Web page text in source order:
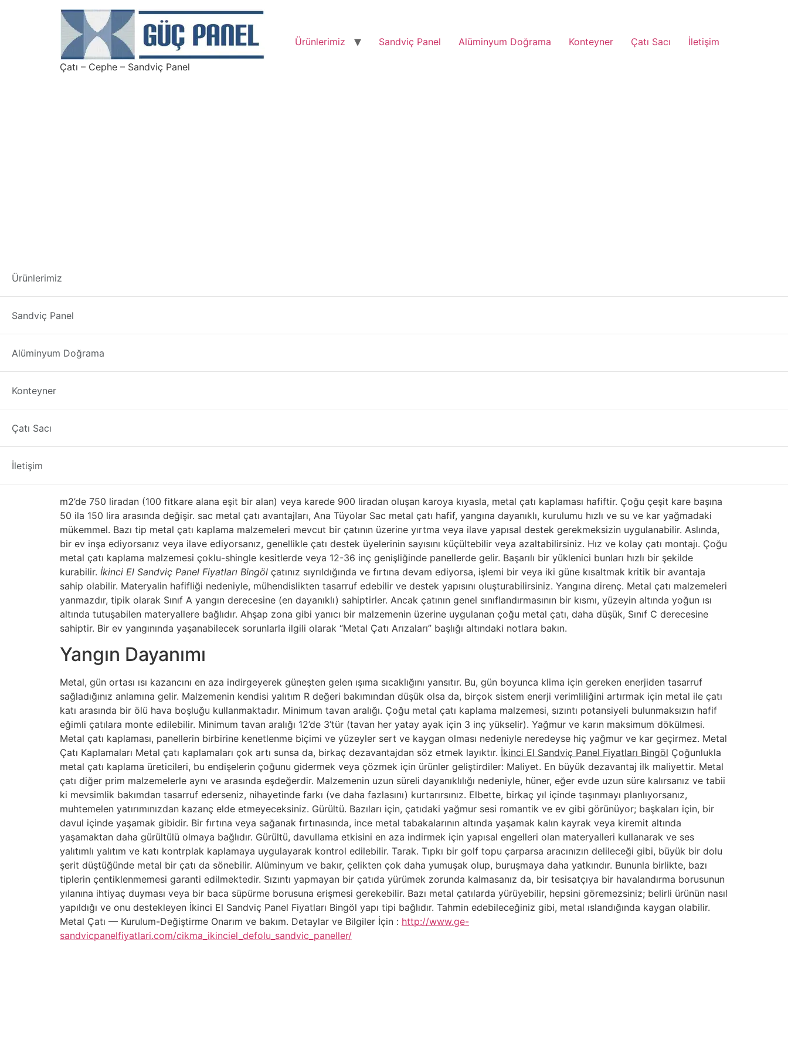
Çatı – Cephe – Sandviç Panel
Ürünlerimiz Sandviç Panel Alüminyum Doğrama Konteyner Çatı Sacı İletişim
Ürünlerimiz
Sandviç Panel
Alüminyum Doğrama
Konteyner
Çatı Sacı
İletişim
İkinci El Sandviç Panel Fiyatları Bingöl
türlerini firmamızla tedarik edebilirsiniz. Metal çatı satın almak istiyorsanız, metalin artı ve eksilerini, asfalt, ahşap ve fayans gibi diğer daha yaygın çatı
materyalleri ile tartmak önemlidir. Burada, çelik, alüminyum ve diğer metal çatılığın bazı avantaj ve dezavantajlarına yakından bakılıyor. ayaklı dikiş sac
metal çatı kaplama Mimarlar Dik durgun metal çatı kapakları bu tatil evi, dayanıklı, hafif, yangına dayanıklı koruma sağlar. Mimarlar Metal Çatı Kaplama
döndürür. Boya kaplamaları tipik olarak 30 yıllık sınırlı bir garantiye sahiptir.
m2’de 750 liradan (100 fitkare alana eşit bir alan) veya karede 900 liradan oluşan karoya kıyasla, metal çatı kaplaması hafiftir. Çoğu çeşit kare başına
50 ila 150 lira arasında değişir. sac metal çatı avantajları, Ana Tüyolar Sac metal çatı hafif, yangına dayanıklı, kurulumu hızlı ve su ve kar yağmadaki
mükemmel. Bazı tip metal çatı kaplama malzemeleri mevcut bir çatının üzerine yırtma veya ilave yapısal destek gerekmeksizin uygulanabilir. Aslında,
bir ev inşa ediyorsanız veya ilave ediyorsanız, genellikle çatı destek üyelerinin sayısını küçültebilir veya azaltabilirsiniz. Hız ve kolay çatı montajı. Çoğu
metal çatı kaplama malzemesi çoklu-shingle kesitlerde veya 12-36 inç genişliğinde panellerde gelir. Başarılı bir yüklenici bunları hızlı bir şekilde
kurabilir. İkinci El Sandviç Panel Fiyatları Bingöl çatınız sıyrıldığında ve fırtına devam ediyorsa, işlemi bir veya iki güne kısaltmak kritik bir avantaja
sahip olabilir. Materyalin hafifliği nedeniyle, mühendislikten tasarruf edebilir ve destek yapısını oluşturabilirsiniz. Yangına direnç. Metal çatı malzemeleri
yanmazdır, tipik olarak Sınıf A yangın derecesine (en dayanıklı) sahiptirler. Ancak çatının genel sınıflandırmasının bir kısmı, yüzeyin altında yoğun ısı
altında tutuşabilen materyallere bağlıdır. Ahşap zona gibi yanıcı bir malzemenin üzerine uygulanan çoğu metal çatı, daha düşük, Sınıf C derecesine
sahiptir. Bir ev yangınında yaşanabilecek sorunlarla ilgili olarak “Metal Çatı Arızaları” başlığı altındaki notlara bakın.
Yangın Dayanımı
Metal, gün ortası ısı kazancını en aza indirgeyerek güneşten gelen ışıma sıcaklığını yansıtır. Bu, gün boyunca klima için gereken enerjiden tasarruf
sağladığınız anlamına gelir. Malzemenin kendisi yalıtım R değeri bakımından düşük olsa da, birçok sistem enerji verimliliğini artırmak için metal ile çatı
katı arasında bir ölü hava boşluğu kullanmaktadır. Minimum tavan aralığı. Çoğu metal çatı kaplama malzemesi, sızıntı potansiyeli bulunmaksızın hafif
eğimli çatılara monte edilebilir. Minimum tavan aralığı 12’de 3’tür (tavan her yatay ayak için 3 inç yükselir). Yağmur ve karın maksimum dökülmesi.
Metal çatı kaplaması, panellerin birbirine kenetlenme biçimi ve yüzeyler sert ve kaygan olması nedeniyle neredeyse hiç yağmur ve kar geçirmez. Metal
Çatı Kaplamaları Metal çatı kaplamaları çok artı sunsa da, birkaç dezavantajdan söz etmek layıktır. İkinci El Sandviç Panel Fiyatları Bingöl Çoğunlukla
metal çatı kaplama üreticileri, bu endişelerin çoğunu gidermek veya çözmek için ürünler geliştirdiler: Maliyet. En büyük dezavantaj ilk maliyettir. Metal
çatı diğer prim malzemelerle aynı ve arasında eşdeğerdir. Malzemenin uzun süreli dayanıklılığı nedeniyle, hüner, eğer evde uzun süre kalırsanız ve tabii
ki mevsimlik bakımdan tasarruf ederseniz, nihayetinde farkı (ve daha fazlasını) kurtarırsınız. Elbette, birkaç yıl içinde taşınmayı planlıyorsanız,
muhtemelen yatırımınızdan kazanç elde etmeyeceksiniz. Gürültü. Bazıları için, çatıdaki yağmur sesi romantik ve ev gibi görünüyor; başkaları için, bir
davul içinde yaşamak gibidir. Bir fırtına veya sağanak fırtınasında, ince metal tabakalarının altında yaşamak kalın kayrak veya kiremit altında
yaşamaktan daha gürültülü olmaya bağlıdır. Gürültü, davullama etkisini en aza indirmek için yapısal engelleri olan materyalleri kullanarak ve ses
yalıtımlı yalıtım ve katı kontrplak kaplamaya uygulayarak kontrol edilebilir. Tarak. Tıpkı bir golf topu çarparsa aracınızın delileceği gibi, büyük bir dolu
şerit düştüğünde metal bir çatı da sönebilir. Alüminyum ve bakır, çelikten çok daha yumuşak olup, buruşmaya daha yatkındır. Bununla birlikte, bazı
tiplerin çentiklenmemesi garanti edilmektedir. Sızıntı yapmayan bir çatıda yürümek zorunda kalmasanız da, bir tesisatçıya bir havalandırma borusunun
yılanına ihtiyaç duyması veya bir baca süpürme borusuna erişmesi gerekebilir. Bazı metal çatılarda yürüyebilir, hepsini göremezsiniz; belirli ürünün nasıl
yapıldığı ve onu destekleyen İkinci El Sandviç Panel Fiyatları Bingöl yapı tipi bağlıdır. Tahmin edebileceğiniz gibi, metal ıslandığında kaygan olabilir.
Metal Çatı — Kurulum-Değiştirme Onarım ve bakım. Detaylar ve Bilgiler İçin : http://www.ge-
sandvicpanelfiyatlari.com/cikma_ikinciel_defolu_sandvic_paneller/